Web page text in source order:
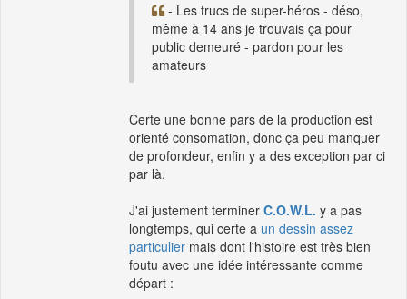
- Les trucs de super-héros - déso,
même à 14 ans je trouvais ça pour
public demeuré - pardon pour les
amateurs
Certe une bonne pars de la production est
orienté consomation, donc ça peu manquer
de profondeur, enfin y a des exception par ci
par là.
J'ai justement terminer C.O.W.L. y a pas
longtemps, qui certe a un dessin assez
particulier mais dont l'histoire est très bien
foutu avec une idée intéressante comme
départ :